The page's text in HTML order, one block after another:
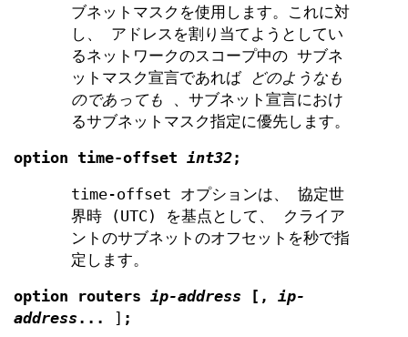
ブネットマスクを使用します。これに対
し、 アドレスを割り当てようとしてい
るネットワークのスコープ中の サブネ
ットマスク宣言であれば
どのようなも
のであっても
、サブネット宣言におけ
るサブネットマスク指定に優先します。
option time-offset int32;
time-offset オプションは、 協定世
界時 (UTC) を基点として、 クライア
ントのサブネットのオフセットを秒で指
定します。
option routers ip-address [ ,
ip-
address ... ] ;